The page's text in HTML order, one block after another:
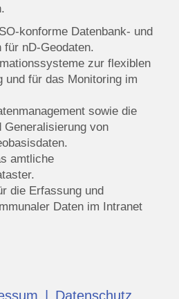
konforme Datenbank- und
für nD-Geodaten.
zur flexiblen
und für das Monitoring im
sowie die
Generalisierung von
amtliche
die Erfassung und
Daten im Intranet
Datenschutz